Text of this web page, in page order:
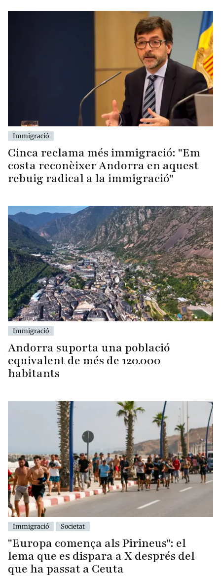
Immigració
Cinca reclama més immigració: "Em
costa reconèixer Andorra en aquest
rebuig radical a la immigració"
Immigració
Andorra suporta una població
equivalent de més de 120.000
habitants
Immigració Societat
"Europa comença als Pirineus": el
lema que es dispara a X després del
que ha passat a Ceuta